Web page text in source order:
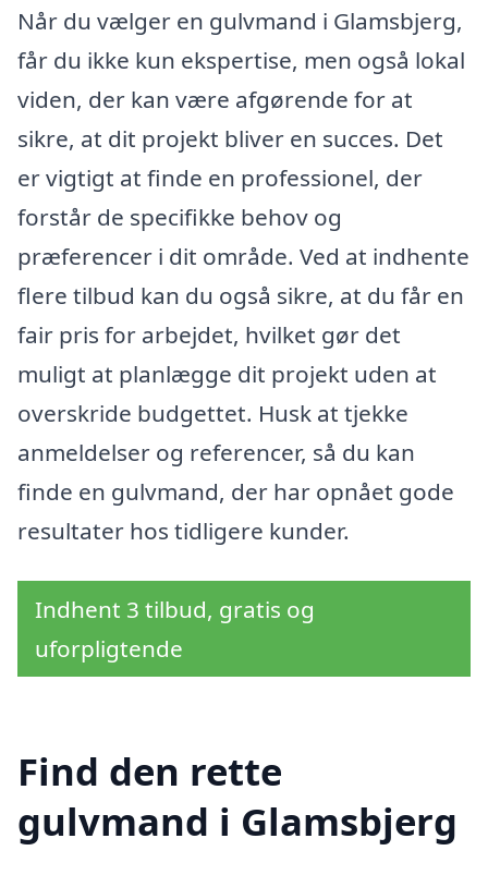
Når du vælger en gulvmand i Glamsbjerg,
får du ikke kun ekspertise, men også lokal
viden, der kan være afgørende for at
sikre, at dit projekt bliver en succes. Det
er vigtigt at finde en professionel, der
forstår de specifikke behov og
præferencer i dit område. Ved at indhente
flere tilbud kan du også sikre, at du får en
fair pris for arbejdet, hvilket gør det
muligt at planlægge dit projekt uden at
overskride budgettet. Husk at tjekke
anmeldelser og referencer, så du kan
finde en gulvmand, der har opnået gode
resultater hos tidligere kunder.
Indhent 3 tilbud, gratis og
uforpligtende
Find den rette
gulvmand i Glamsbjerg